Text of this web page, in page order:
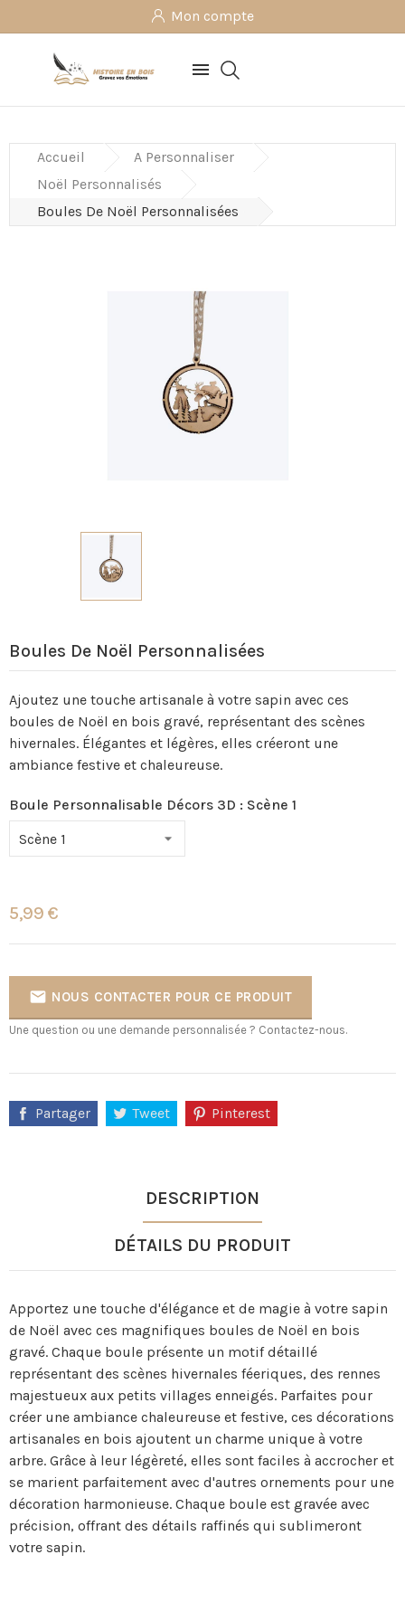
Mon compte

Accueil
A Personnaliser
Noël Personnalisés
Boules De Noël Personnalisées
Boules De Noël Personnalisées
Ajoutez une touche artisanale à votre sapin avec ces
boules de Noël en bois gravé, représentant des scènes
hivernales. Élégantes et légères, elles créeront une
ambiance festive et chaleureuse.
Boule Personnalisable Décors 3D : Scène 1
5,99 €
 NOUS CONTACTER POUR CE PRODUIT
Une question ou une demande personnalisée ? Contactez-nous.
Partager Tweet Pinterest
DESCRIPTION
DÉTAILS DU PRODUIT
Apportez une touche d'élégance et de magie à votre sapin
de Noël avec ces magnifiques boules de Noël en bois
gravé. Chaque boule présente un motif détaillé
représentant des scènes hivernales féeriques, des rennes
majestueux aux petits villages enneigés. Parfaites pour
créer une ambiance chaleureuse et festive, ces décorations
artisanales en bois ajoutent un charme unique à votre
arbre. Grâce à leur légèreté, elles sont faciles à accrocher et
se marient parfaitement avec d'autres ornements pour une
décoration harmonieuse. Chaque boule est gravée avec
précision, offrant des détails raffinés qui sublimeront
votre sapin.